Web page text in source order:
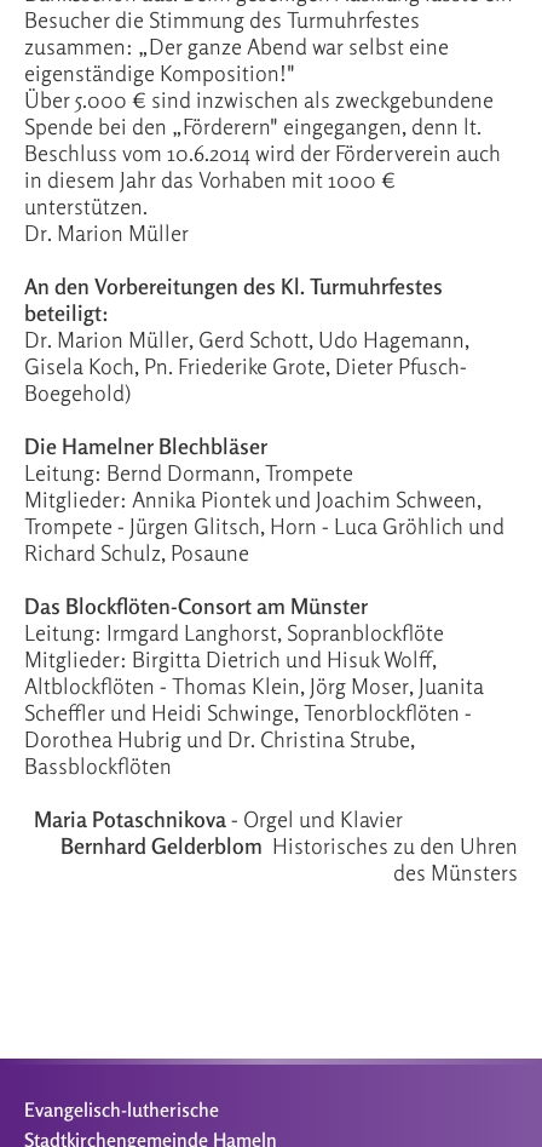
Besucher die Stimmung des Turmuhrfestes
zusammen: „Der ganze Abend war selbst eine
eigenständige Komposition!"
Über 5.000 € sind inzwischen als zweckgebundene
Spende bei den „Förderern" eingegangen, denn lt.
Beschluss vom 10.6.2014 wird der Förderverein auch
in diesem Jahr das Vorhaben mit 1000 €
unterstützen.
Dr. Marion Müller
An den Vorbereitungen des Kl. Turmuhrfestes
beteiligt:
Dr. Marion Müller, Gerd Schott, Udo Hagemann,
Gisela Koch, Pn. Friederike Grote, Dieter Pfusch-
Boegehold)
Die Hamelner Blechbläser
Leitung: Bernd Dormann, Trompete
Mitglieder: Annika Piontek und Joachim Schween,
Trompete - Jürgen Glitsch, Horn - Luca Gröhlich und
Richard Schulz, Posaune
Das Blockflöten-Consort am Münster
Leitung: Irmgard Langhorst, Sopranblockflöte
Mitglieder: Birgitta Dietrich und Hisuk Wolff,
Altblockflöten - Thomas Klein, Jörg Moser, Juanita
Scheffler und Heidi Schwinge, Tenorblockflöten -
Dorothea Hubrig und Dr. Christina Strube,
Bassblockflöten
Maria Potaschnikova- Orgel und Klavier
Bernhard Gelderblom Historisches zu den Uhren
des Münsters
Evangelisch-lutherische
Stadtkirchengemeinde Hameln